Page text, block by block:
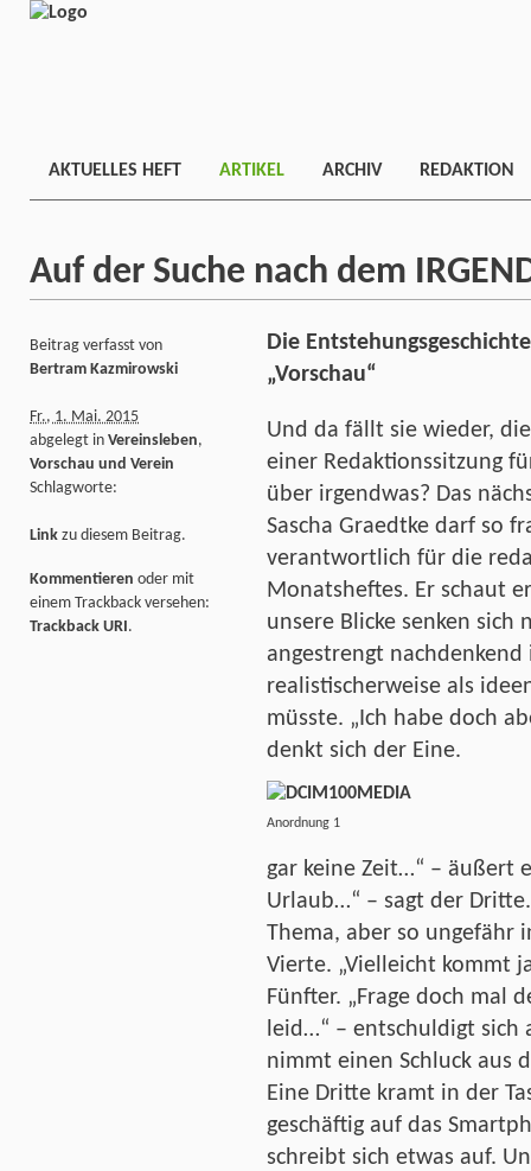
AKTUELLES HEFT ARTIKEL ARCHIV REDAKTION
Auf der Suche nach dem
Die
„Vorschau“
Und da fällt sie wieder,
einer Redaktionssitzung
über irgendwas? Das
Sascha Graedtke darf so
verantwortlich für die
Monatsheftes. Er schaut
unsere Blicke senken sich
angestrengt
realistischerweise als
müsste. „Ich habe doch
denkt sich der Eine.
Anordnung 1 Foto: B.
gar keine Zeit…“ – äußert
Urlaub…“ – sagt der
Thema, aber so ungefähr
Vierte. „Vielleicht kommt
Fünfter. „Frage doch mal
leid…“ – entschuldigt sich
nimmt einen Schluck aus
Eine Dritte kramt in der
geschäftig auf das
schreibt sich etwas auf.
Beitrag verfasst von
Bertram Kazmirowski
Fr., 1. Mai. 2015
abgelegt in Vereinsleben,
Vorschau und Verein
Schlagworte:
Link zu diesem Beitrag.
Kommentieren oder mit
einem Trackback versehen:
Trackback URI.